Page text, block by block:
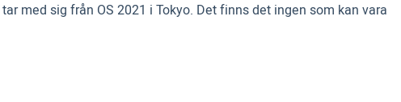
med sig från OS 2021 i Tokyo. Det finns det ingen som kan vara